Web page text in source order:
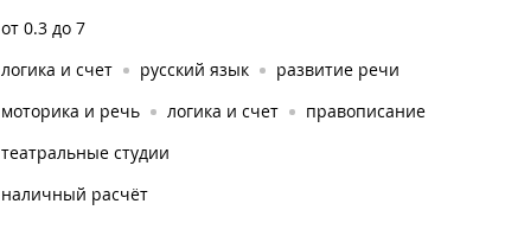
от 0.3 до 7
логика и счет русский язык
развитие речи
моторика и речь логика и счет
правописание
театральные студии
наличный расчёт